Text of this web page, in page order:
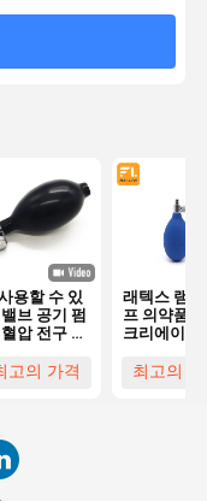
용할 수 있
브 공기 펌
압 전구 라
를 블우브
고의 가격
래텍스 램프
프 의약품
크리에이션
한 완벽한
최고의